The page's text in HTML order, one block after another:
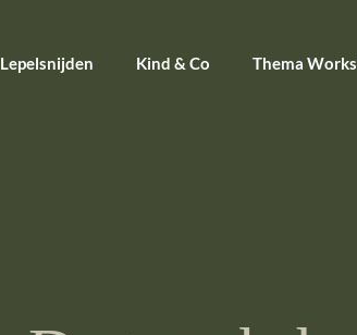
Lepelsnijden Kind & Co Thema